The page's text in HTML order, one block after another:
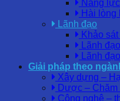
Năng
Hài lòng
Lãnh đạo
Khảo
Lãnh
Lãnh
Giải pháp theo
Xây dựng –
Dược –
Công nghệ –